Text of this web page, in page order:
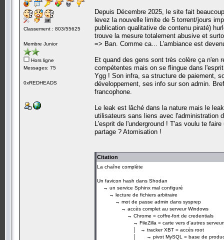
Classement : 803/55625
Membre Junior
Hors ligne
Messages: 75
0xREDHEADS
Depuis Décembre 2025, le site fait
levez la nouvelle limite de 5 torrent/jours
publication qualitative de contenu piraté)
trouve la mesure totalement abusive et
=> Ban. Comme ca... L'ambiance est
Et quand des gens sont très colère ça n'en
compétentes mais on se flingue dans
Ygg ! Son infra, sa structure de paiement,
développement, ses info sur son admin.
francophone.
Le leak est lâché dans la nature mais le
utilisateurs sans liens avec l'administration
L'esprit de l'underground ! T'as voulu te
partage ? Atomisation !
Citation
La chaîne complète
Un favicon hash dans Shodan
→ un service Sphinx mal configuré
→ lecture de fichiers arbitraire
→ mot de passe admin dans sysprep
→ accès complet au serveur Windows
→ Chrome = coffre-fort de credentials
→ FileZilla = carte vers d'autres
│ → tracker XBT = accès root
│ → pivot MySQL = base de